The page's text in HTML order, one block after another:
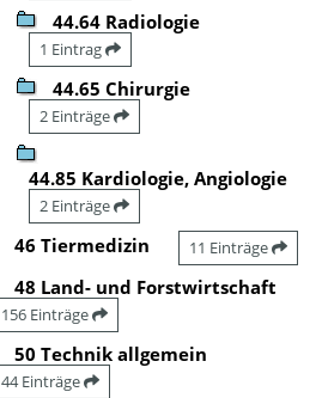
44.64 Radiologie
1 Eintrag
44.65 Chirurgie
2 Einträge
44.85 Kardiologie, Angiologie
2 Einträge
46 Tiermedizin 11 Einträge
48 Land- und Forstwirtschaft
156 Einträge
50 Technik allgemein
44 Einträge